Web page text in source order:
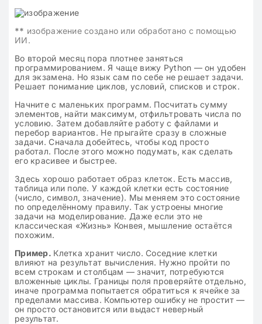
** изображение создано или обработано с помощью
ИИ.
Во второй месяц пора плотнее заняться
программированием. Я чаще вижу Python — он удобен
для экзамена. Но язык сам по себе не решает задачи.
Решает понимание циклов, условий, списков и строк.
Начните с маленьких программ. Посчитать сумму
элементов, найти максимум, отфильтровать числа по
условию. Затем добавляйте работу с файлами и
перебор вариантов. Не прыгайте сразу в сложные
задачи. Сначала добейтесь, чтобы код просто
работал. После этого можно подумать, как сделать
его красивее и быстрее.
Здесь хорошо работает образ клеток. Есть массив,
таблица или поле. У каждой клетки есть состояние
(число, символ, значение). Мы меняем это состояние
по определённому правилу. Так устроены многие
задачи на моделирование. Даже если это не
классическая «Жизнь» Конвея, мышление остаётся
похожим.
Пример. Клетка хранит число. Соседние клетки
влияют на результат вычисления. Нужно пройти по
всем строкам и столбцам — значит, потребуются
вложенные циклы. Границы поля проверяйте отдельно,
иначе программа попытается обратиться к ячейке за
пределами массива. Компьютер ошибку не простит —
он просто остановится или выдаст неверный
результат.